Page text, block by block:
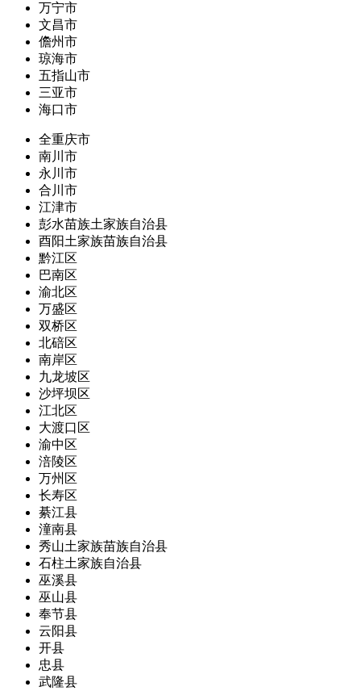
万宁市
文昌市
儋州市
琼海市
五指山市
三亚市
海口市
全重庆市
南川市
永川市
合川市
江津市
彭水苗族土家族自治县
酉阳土家族苗族自治县
黔江区
巴南区
渝北区
万盛区
双桥区
北碚区
南岸区
九龙坡区
沙坪坝区
江北区
大渡口区
渝中区
涪陵区
万州区
长寿区
綦江县
潼南县
秀山土家族苗族自治县
石柱土家族自治县
巫溪县
巫山县
奉节县
云阳县
开县
忠县
武隆县